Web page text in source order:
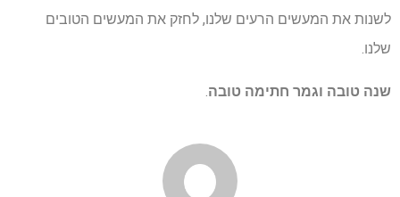
לשנות את המעשים הרעים שלנו, לחזק את המעשים הטובים
שלנו.
שנה טובה וגמר חתימה טובה